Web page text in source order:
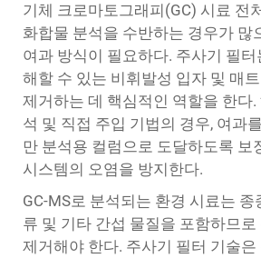
기체 크로마토그래피(GC) 시료 전
화합물 분석을 수반하는 경우가 많
여과 방식이 필요하다. 주사기 필터
해할 수 있는 비휘발성 입자 및 매
제거하는 데 핵심적인 역할을 한다
석 및 직접 주입 기법의 경우, 여과
만 분석용 컬럼으로 도달하도록 보
시스템의 오염을 방지한다.
GC-MS로 분석되는 환경 시료는 종
류 및 기타 간섭 물질을 포함하므로
제거해야 한다. 주사기 필터 기술